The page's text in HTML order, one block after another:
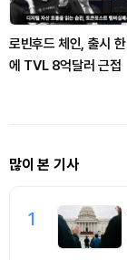
로빈후드 체인, 출시
에 TVL 8억달러 근접
많이 본 기사
1